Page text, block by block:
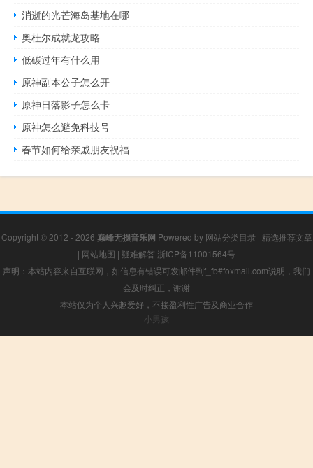
消逝的光芒海岛基地在哪
奥杜尔成就龙攻略
低碳过年有什么用
原神副本公子怎么开
原神日落影子怎么卡
原神怎么避免科技号
春节如何给亲戚朋友祝福
Copyright © 2012 - 2026 巅峰无损音乐网 Powered by 网站分类目录 | 精选推荐文章
| 网站地图 | 疑难解答 浙ICP备11001564号
声明：本站内容来自互联网，如信息有错误可发邮件到f_fb#foxmail.com说明，我们
会及时纠正，谢谢
本站仅为个人兴趣爱好，不接盈利性广告及商业合作
小男孩